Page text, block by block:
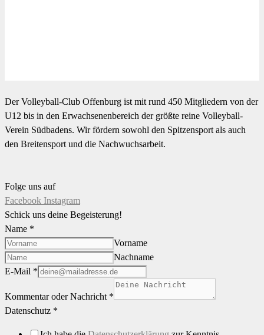
Der Volleyball-Club Offenburg ist mit rund 450 Mitgliedern von der
U12 bis in den Erwachsenenbereich der größte reine Volleyball-
Verein Südbadens. Wir fördern sowohl den Spitzensport als auch
den Breitensport und die Nachwuchsarbeit.
Folge uns auf
Facebook Instagram
Schick uns deine Begeisterung!
Name *
Vorname
Nachname
E-Mail *
Kommentar oder Nachricht *
Datenschutz *